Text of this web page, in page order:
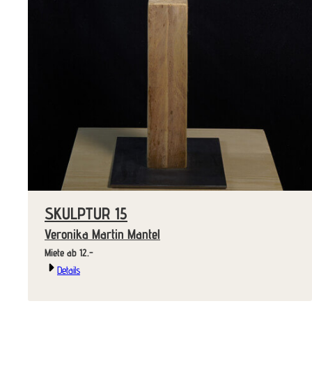
SKULPTUR 15
Veronika Martin Mantel
Miete ab 12.-
Details